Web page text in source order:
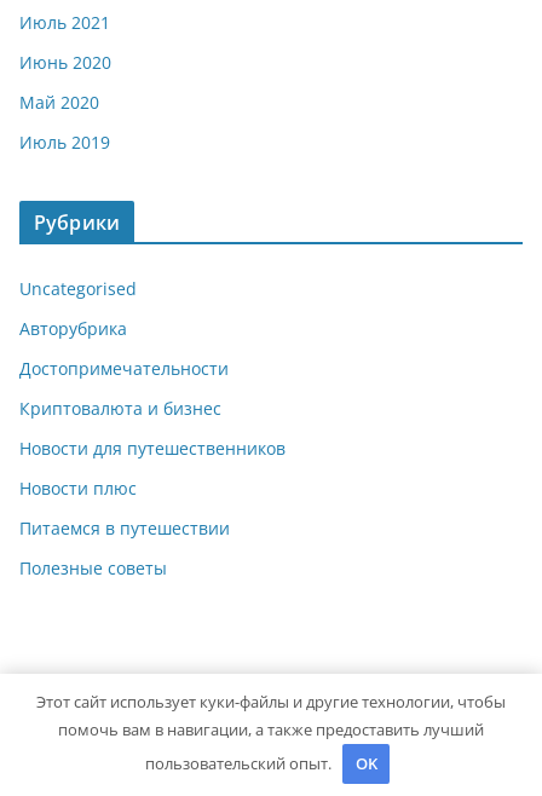
Июль 2021
Июнь 2020
Май 2020
Июль 2019
Рубрики
Uncategorised
Авторубрика
Достопримечательности
Криптовалюта и бизнес
Новости для путешественников
Новости плюс
Питаемся в путешествии
Полезные советы
Copyright © 2026 Travelbox27. Powered byColorMagand
Этот сайт использует куки-файлы и другие технологии, чтобы
помочь вам в навигации, а также предоставить лучший
пользовательский опыт.
OK